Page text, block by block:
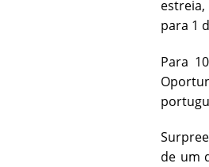
para 1
Para
de um